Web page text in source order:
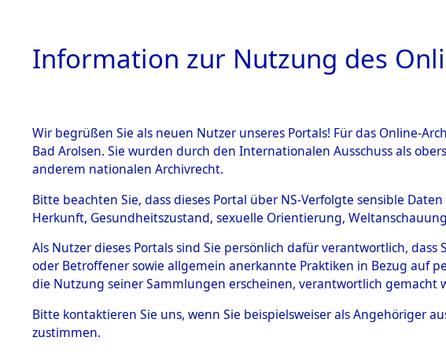
HOME BESTANDSBESCHREIBUNG
BESTÄNDE
Inhaftierungsdoku
mente
5. Verschiedenes
Todesmärsche
5.3.1 Alliierte
Listen von auf
→0025
Information zur Nutzung des
Wir begrüßen Sie als neuen Nutzer unseres Portals! Für das Online-
Bad Arolsen. Sie wurden durch den Internationalen Ausschuss als
anderem nationalen Archivrecht.
Bitte beachten Sie, dass dieses Portal über NS-Verfolgte sensible
Herkunft, Gesundheitszustand, sexuelle Orientierung,
Als Nutzer dieses Portals sind Sie persönlich dafür verantwortlich,
oder Betroffener sowie allgemein anerkannte Praktiken in Bezug auf
die Nutzung seiner Sammlungen erscheinen, verantwortlich gemacht
Bitte kontaktieren Sie uns, wenn Sie beispielsweiser als Angehöriger
zustimmen.